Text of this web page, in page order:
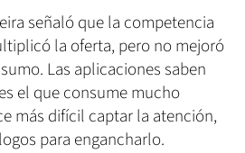
señaló que la competencia
la oferta, pero no mejoró
Las aplicaciones saben
el que consume mucho
más difícil captar la atención,
para engancharlo.